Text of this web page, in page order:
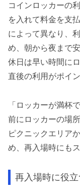
コインロッカーの
を入れて料金を支
によって異なり、
め、朝から夜まで
休日は早い時間に
直後の利用がポイン
「ロッカーが満杯
前にロッカーの場
ピクニックエリア
め、再入場時にも
再入場時に役